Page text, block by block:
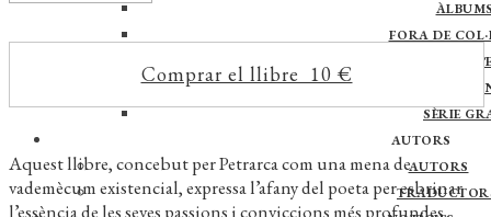
FORA DE
OBRA CATALANA
SÈRIE
AUTORS
AUTORS
Comprar el llibre 10 €
Aquest llibre, concebut per Petrarca com una mena de
vademècum existencial, expressa l’afany del poeta per esbrinar
l’essència de les seves passions i conviccions més profundes,